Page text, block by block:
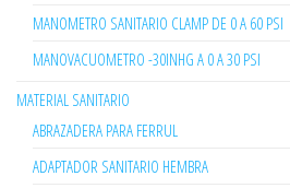
MANOMETRO SANITARIO CLAMP DE 0 A 60 PSI
MANOVACUOMETRO -30INHG A 0 A 30 PSI
MATERIAL SANITARIO
ABRAZADERA PARA FERRUL
ADAPTADOR SANITARIO HEMBRA